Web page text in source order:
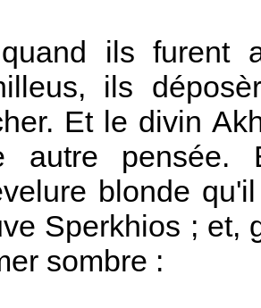
ils furent
ils
Et le divin
autre
blonde
Sperkhios ; et,
sombre :